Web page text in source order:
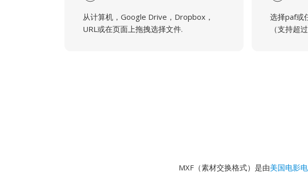
从计算机，Google Drive，Dropbox，
URL或在页面上拖拽选择文件.
选择paf或
（支持超
MXF（素材交换格式）是由美国电影